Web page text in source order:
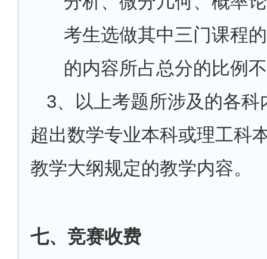
考生选做其中三门课程
的内容所占总分的比例
3、以上考题所涉及的各科
超出数学专业本科或理工科
教学大纲规定的教学内容。
七、竞赛收费